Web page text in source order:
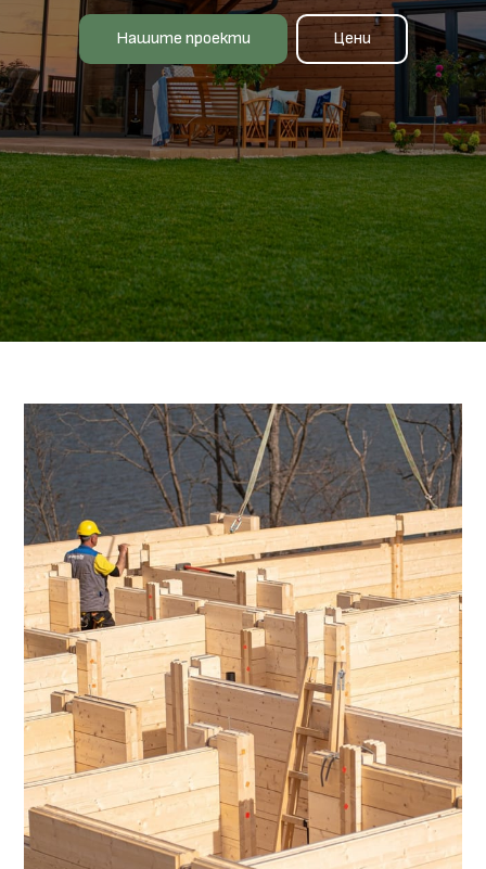
Нашите проекти Цени